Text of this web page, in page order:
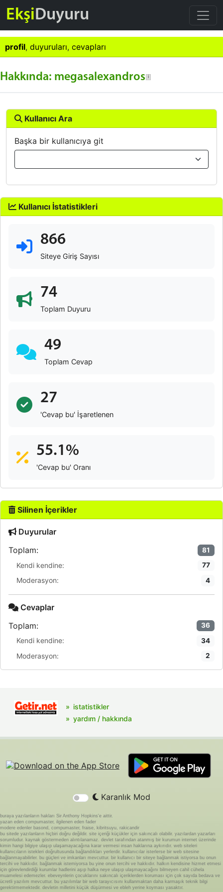
EkşiDuyuru
profil, duyuruları, cevapları
Hakkında: megasalexandros
Kullanıcı Ara
Başka bir kullanıcıya git
Kullanıcı İstatistikleri
866
Siteye Giriş Sayısı
74
Toplam Duyuru
49
Toplam Cevap
27
'Cevap bu' İşaretlenen
55.1%
'Cevap bu' Oranı
Silinen İçerikler
Duyurular
Toplam:
81
Kendi kendine: 77
Moderasyon: 4
Cevaplar
Toplam:
36
Kendi kendine: 34
Moderasyon: 2
istatistikler
yardım / hakkında
Karanlık Mod
buraya yazılanların hakları Sir Anthony Hopkins'e aittir.
yazan eden compumaster, ilgilenen eden fader
modere edenler basond, compumaster, fraise, kibritsuyu, rakicandir
bu sitede yazılanların hiçbiri doğru değildir. site içeriği küçükler için sakıncalı olabilir. yazılardan yazarları
sorumludur. kaynak göstermeden alıntılanamaz. devlet tarafından atanmış bir kurumun internet üzerinde
kimin hangi bilgiye ulaşıp ulaşamayacağına karar vermesi insan haklarına aykırıdır. web siteleri
kullanıcıların istekleri doğrultusunda bağlandıkları yerlerdir. kullanıcılar isterlerse bir web sitesine
bağlanmayabilirler. bu güçleri ve imkanları mevcuttur. bir kullanıcı bir siteye bağlanmak istiyorsa bu onun
tercihi ve hakkıdır. bağlanmak istemiyorsa bu yine onun tercihi ve hakkıdır. halkın kendisine hizmet etmesi
için görevlendirdiği kurumlar hadlerini aşıp halka neye ulaşıp ulaşmayacağını bilmeyen cahil cühela
muamelesi edemezler. ebeveynlerin çocuklarını sakıncalı içeriklerden koruması için çok sayıda bedava ve
ücretli yazılım mevcuttur. bu yazılımlar bir web tarayıcısını kullanmaktan daha karmaşık teknik bilgi
gerektirmemektedir. devletin milletini küçük düşürmesi ve ebleh yerine koyması yasaktır.